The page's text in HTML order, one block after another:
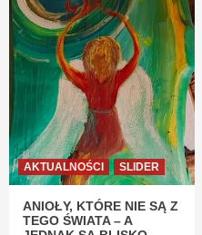
AKTUALNOŚCI SLIDER
ANIOŁY, KTÓRE NIE SĄ Z
TEGO ŚWIATA – A